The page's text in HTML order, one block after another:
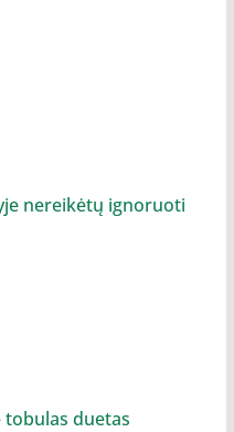
nereikėtų ignoruoti
tobulas duetas